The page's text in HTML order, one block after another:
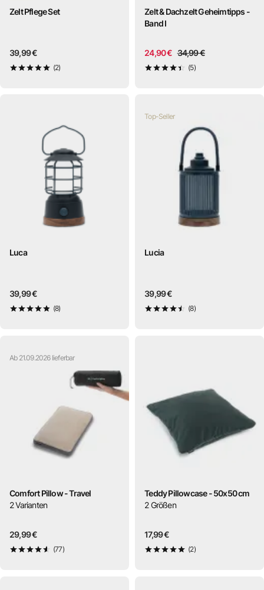
Zelt Pflege Set
39,99 €
5 von 5
(2)
Zelt & Dachzelt Geheimtipps -
Band I
24,90 € 34,99 €
4,4von 5
(5)
Luca
39,99 €
4,9von 5
(8)
Top-Seller
Lucia
39,99 €
4,5von 5
(8)
Ab 21.09.2026 lieferbar
Comfort Pillow - Travel
2Varianten
29,99 €
4,6von 5
(77)
Teddy Pillowcase - 50x50 cm
2 Größen
17,99 €
5 von 5
(2)